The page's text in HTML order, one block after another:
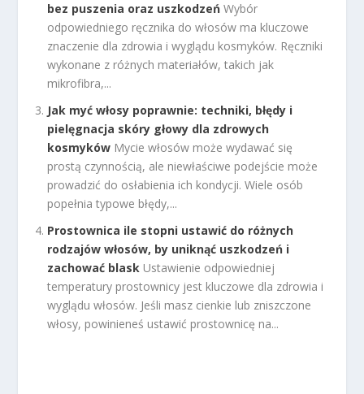
bez puszenia oraz uszkodzeń Wybór
odpowiedniego ręcznika do włosów ma kluczowe
znaczenie dla zdrowia i wyglądu kosmyków. Ręczniki
wykonane z różnych materiałów, takich jak
mikrofibra,...
Jak myć włosy poprawnie: techniki, błędy i
pielęgnacja skóry głowy dla zdrowych
kosmyków Mycie włosów może wydawać się
prostą czynnością, ale niewłaściwe podejście może
prowadzić do osłabienia ich kondycji. Wiele osób
popełnia typowe błędy,...
Prostownica ile stopni ustawić do różnych
rodzajów włosów, by uniknąć uszkodzeń i
zachować blask Ustawienie odpowiedniej
temperatury prostownicy jest kluczowe dla zdrowia i
wyglądu włosów. Jeśli masz cienkie lub zniszczone
włosy, powinieneś ustawić prostownicę na...